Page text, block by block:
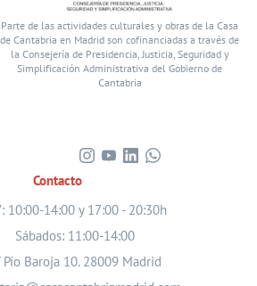
Parte de las actividades culturales y obras de la Casa
de Cantabria en Madrid son cofinanciadas a través de
la Consejería de Presidencia, Justicia, Seguridad y
Simplificación Administrativa del Gobierno de
Cantabria
Visita
perfil
en
Instagram
Visita
perfil
en
Youtube
Visita
perfil
en
Linkedin
Visita
perfil
WhatsApp
Contacto
10:00-14:00 y 17:00 - 20:30h
Sábados: 11:00-14:00
Baroja 10. 28009 Madrid